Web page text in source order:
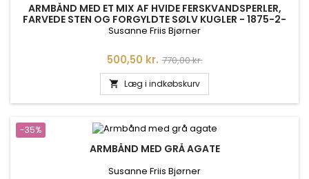
ARMBÅND MED ET MIX AF HVIDE FERSKVANDSPERLER,
FARVEDE STEN OG FORGYLDTE SØLV KUGLER - 1875-2-
20-575
Susanne Friis Bjørner
Pris
500,50 kr. Normalpris
770,00 kr.
 Læg i indkøbskurv
-35%
ARMBÅND MED GRÅ AGATE
Susanne Friis Bjørner